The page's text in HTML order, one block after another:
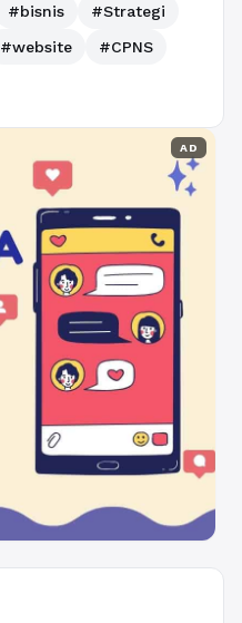
#bisnis
#Strategi
#website
#CPNS
AD